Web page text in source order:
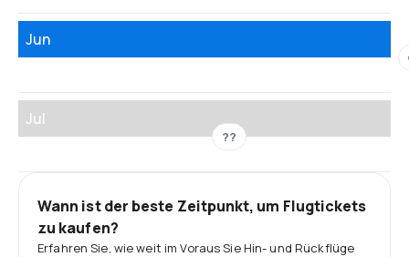
Jun
Jul
??
Wann ist der beste Zeitpunkt, um Flugtickets
zu kaufen?
Erfahren Sie, wie weit im Voraus Sie Hin- und Rückflüge